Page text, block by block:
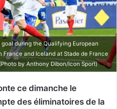
during the Qualifying European
and Iceland at Stade de France
by Anthony Dibon/Icon Sport)
ce dimanche le
des éliminatoires de la